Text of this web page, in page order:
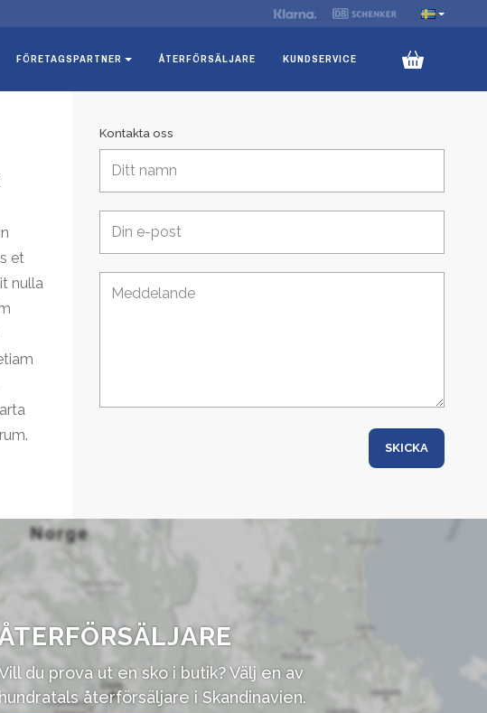
FÖRETAGSPARTNER ÅTERFÖRSÄLJARE KUNDSERVICE
et
nulla
Kontakta oss
du prova ut en sko i butik? Välj en av
hundratals återförsäljare i Skandinavien.